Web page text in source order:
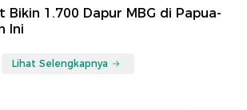
Bikin 1.700 Dapur MBG di Papua-
Ini
Lihat Selengkapnya